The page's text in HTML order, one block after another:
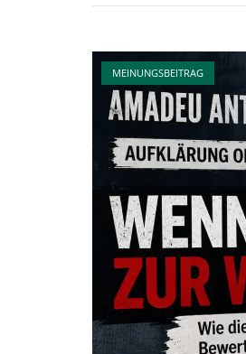
der
große
Aufstand?"
MEINUNGSBEITRAG
Open post